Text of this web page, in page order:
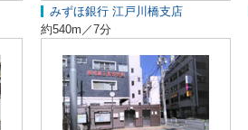
みずほ銀行 江戸川橋支店
約540m／7分